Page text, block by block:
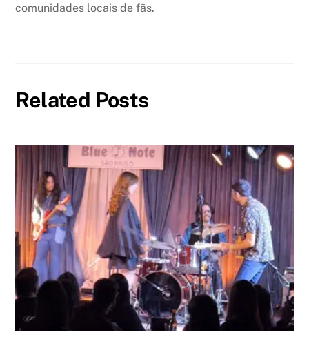
comunidades locais de fãs.
Related Posts